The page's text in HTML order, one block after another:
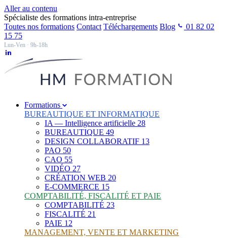
Aller au contenu
Spécialiste des formations intra-entreprise
Toutes nos formations Contact Téléchargements Blog
01 82 02
15 75
Lun-Ven · 9h-18h
Formations
BUREAUTIQUE ET INFORMATIQUE
IA — Intelligence artificielle 28
BUREAUTIQUE 49
DESIGN COLLABORATIF 13
PAO 50
CAO 55
VIDÉO 27
CRÉATION WEB 20
E-COMMERCE 15
COMPTABILITÉ, FISCALITÉ ET PAIE
COMPTABILITÉ 23
FISCALITÉ 21
PAIE 12
MANAGEMENT, VENTE ET MARKETING